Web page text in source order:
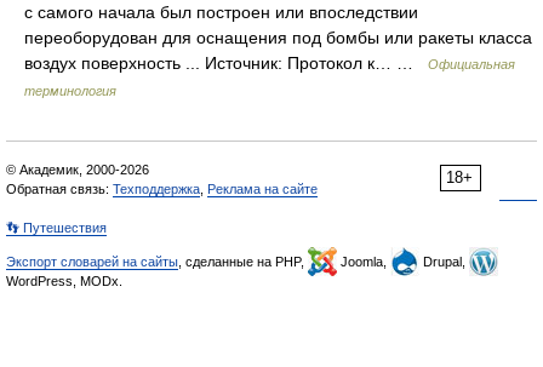
с самого начала был построен или впоследствии
переоборудован для оснащения под бомбы или ракеты класса
воздух поверхность ... Источник: Протокол к… …
Официальная
терминология
18+
© Академик, 2000-2026
Обратная связь: Техподдержка Реклама на сайте
👣 Путешествия
Экспорт словарей на сайты , сделанные на PHP, Joomla,
Drupal,
WordPress, MODx.